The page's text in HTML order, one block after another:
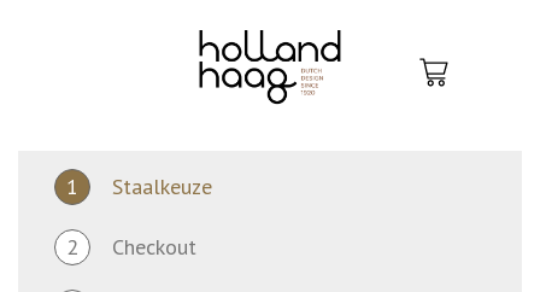
1 Staalkeuze
2 Checkout